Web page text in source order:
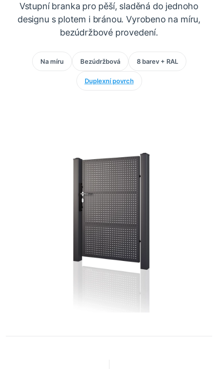
Vstupní branka pro pěší, sladěná do jednoho
designu s plotem i bránou. Vyrobeno na míru,
bezúdržbové provedení.
Na míru Bezúdržbová 8 barev + RAL
Duplexní povrch